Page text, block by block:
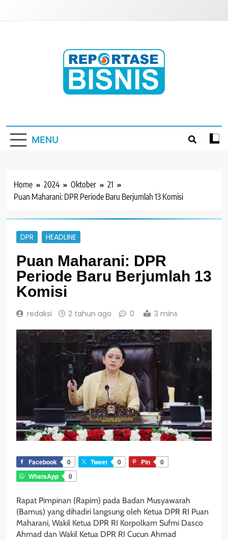
MENU
Home 2024 Oktober
21
Puan Maharani: DPR Periode Baru Berjumlah 13 Komisi
DPR HEADLINE
Puan Maharani: DPR
Periode Baru Berjumlah 13
Komisi
redaksi 2 tahun ago 0 3 mins
Facebook 0 Tweet 0 Pin
0
WhatsApp
0
Rapat Pimpinan (Rapim) pada Badan Musyawarah
(Bamus) yang dihadiri langsung oleh Ketua DPR RI Puan
Maharani, Wakil Ketua DPR RI Korpolkam Sufmi Dasco
Ahmad dan Wakil Ketua DPR RI Cucun Ahmad